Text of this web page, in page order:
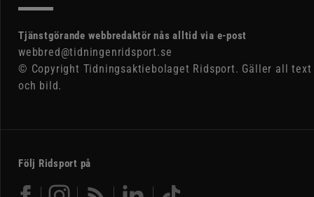
Tjänstgörande webbredaktör nås alltid via e-post
webbred@tidningenridsport.se
© Copyright Tidningsaktiebolaget Ridsport. Gäller all text
och bild.
Följ Ridsport på